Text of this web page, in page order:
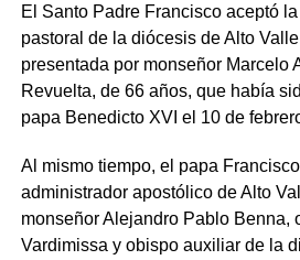
El Santo Padre Francisco aceptó
pastoral de la diócesis de Alto
presentada por monseñor Marcelo
Revuelta, de 66 años, que había
papa Benedicto XVI el 10 de
Al mismo tiempo, el papa
administrador apostólico de Alto
monseñor Alejandro Pablo Benna,
Vardimissa y obispo auxiliar de la